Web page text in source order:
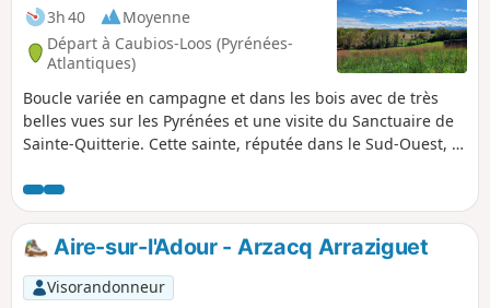
3h 40
Moyenne
Départ à Caubios-Loos (Pyrénées-
Atlantiques)
Boucle variée en campagne et dans les bois avec de très
belles vues sur les Pyrénées et une visite du Sanctuaire de
Sainte-Quitterie. Cette sainte, réputée dans le Sud-Ouest, a
réputées miraculeuses. Cette boucle suit essentiellement le
parcours n°9 du vieux livret "32 promenades et randonnées
en Miey de Béarn". Les panneaux et le balisage (trait Jaune)
sont en place durant une bonne moitié du parcours mais
ensuite c'est plus aléatoire.
Aire-sur-l'Adour - Arzacq Arraziguet
Visorandonneur